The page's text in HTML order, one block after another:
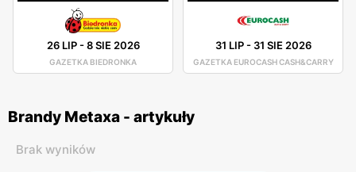
26 LIP-8 SIE 2026
GAZETKA BIEDRONKA
31 LIP- 31 SIE 2026
GAZETKA EUROCASH CASH&CARRY
Brandy Metaxa - artykuły
Brak wyników